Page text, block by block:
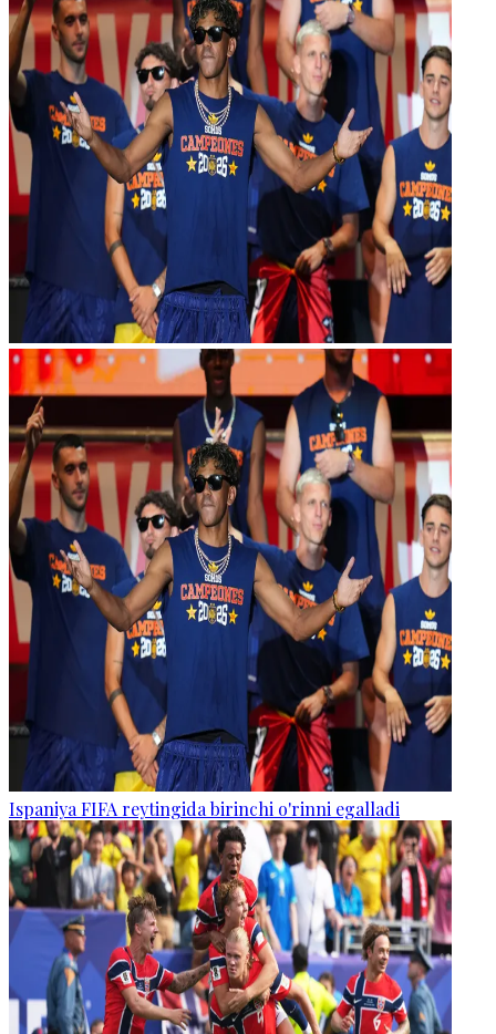
Ispaniya FIFA reytingida birinchi o'rinni egalladi